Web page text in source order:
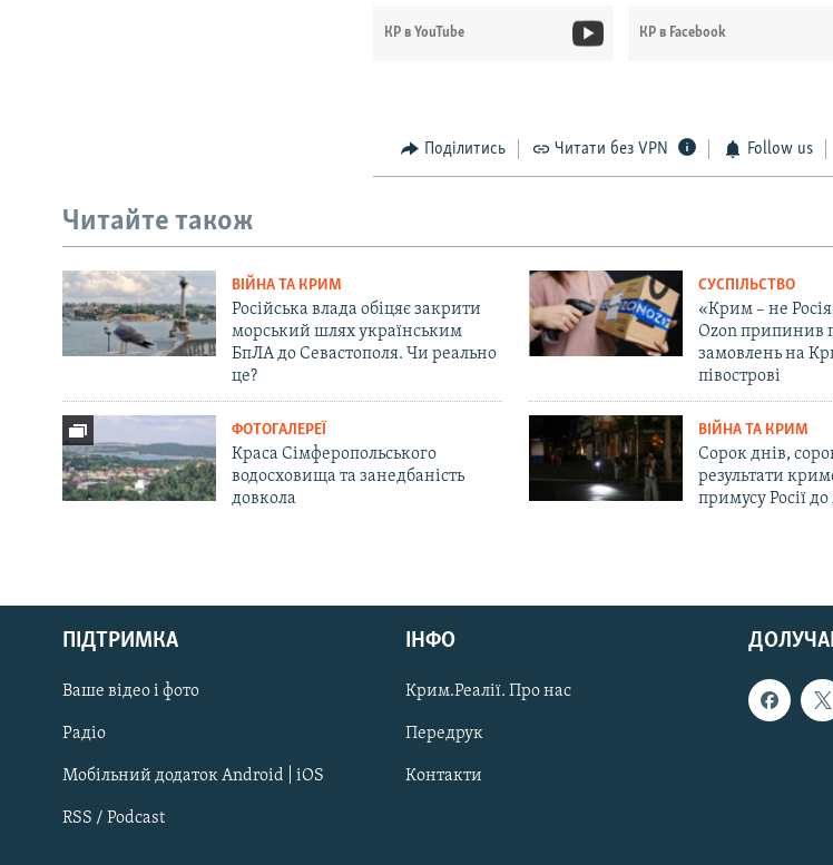
Русский
Qırımtatar
ДОЛУЧАЙСЯ!
КР в YouTube КР в Facebook
Поділитись Читати без VPN Follow us
Читайте також
ВІЙНА ТА КРИМ
Російська влада обіцяє закрити
морський шлях українським
БпЛА до Севастополя. Чи реально
це?
СУСПІЛЬСТВО
«Крим – не
Ozon припинив
замовлень на
півострові
ФОТОГАЛЕРЕЇ
Краса Сімферопольського
водосховища та занедбаність
довкола
ВІЙНА ТА КРИМ
Сорок днів,
результати
примусу Росії
ПІДТРИМКА
Ваше відео і фото
Радіо
Мобільний додаток Android | iOS
RSS / Podcast
ІНФО
Крим.Реалії. Про нас
Передрук
Контакти